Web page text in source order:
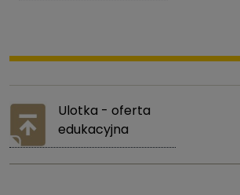
Ulotka - oferta
edukacyjna